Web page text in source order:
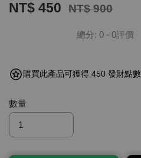
NT$ 450 NT$ 900
總分: 0 - 0評價
購買此產品可獲得 450 發財點數
數量